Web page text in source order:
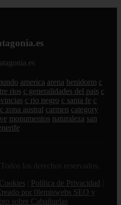
america arena benidorm c
rios c generalidades del pais c
c rio negro c santa fe c
c zona austral carmen category
monumentos naturaleza san
los derechos reservados.
Política de Privacidad
por 0lemiswebs SEO y
sobre Cabañuelas